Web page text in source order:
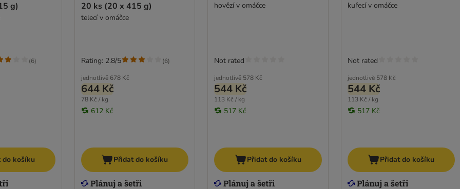
g)
(6)
do košíku
20 ks (20 x 415 g)
telecí v omáčce
jednotlivě 678 Kč
644 Kč
78 Kč / kg
612 Kč
Rating: 2.8/5 (6)
Přidat do košíku
hovězí v omáčce
jednotlivě 578 Kč
544 Kč
113 Kč / kg
517 Kč
Not rated
Přidat do košíku
kuřecí v omáčce
jednotlivě 578 Kč
544 Kč
113 Kč / kg
517 Kč
Not rated
Přidat do košíku